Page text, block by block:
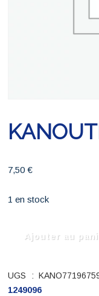
7,50€
1 en stock
Ajouter au
UGS :
1249096